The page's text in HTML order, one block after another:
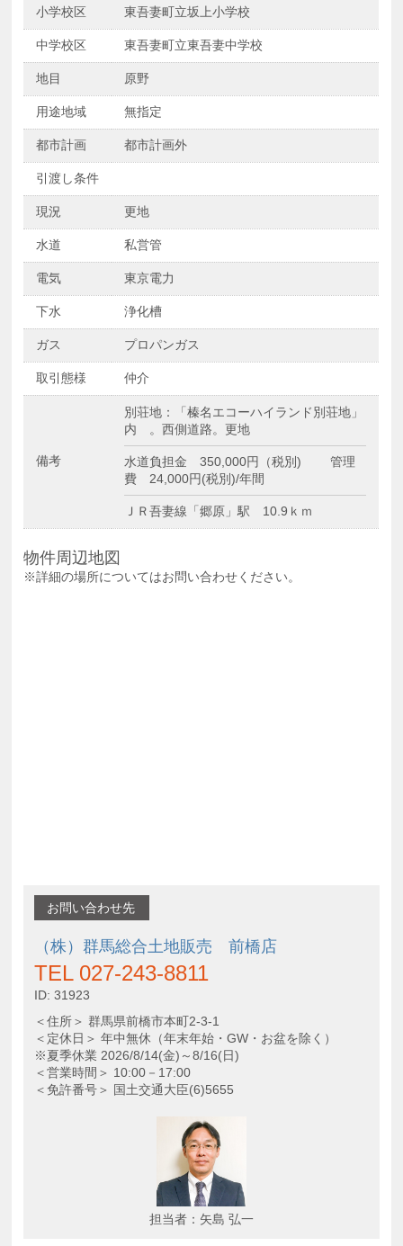
小学校区 東吾妻町立坂上小学校
中学校区 東吾妻町立東吾妻中学校
地目 原野
用途地域 無指定
都市計画 都市計画外
引渡し条件
現況 更地
水道 私営管
電気 東京電力
下水 浄化槽
ガス プロパンガス
取引態様 仲介
備考
別荘地：「榛名エコーハイランド別荘地」
内 。西側道路。更地
水道負担金 350,000円（税別) 管理
費 24,000円(税別)/年間
ＪＲ吾妻線「郷原」駅 10.9ｋｍ
物件周辺地図
※詳細の場所についてはお問い合わせください。
お問い合わせ先
（株）群馬総合土地販売 前橋店
TEL 027-243-8811
ID: 31923
＜住所＞ 群馬県前橋市本町2-3-1
＜定休日＞ 年中無休（年末年始・GW・お盆を除く）
※夏季休業 2026/8/14(金)～8/16(日)
＜営業時間＞ 10:00－17:00
＜免許番号＞ 国土交通大臣(6)5655
担当者：矢島 弘一